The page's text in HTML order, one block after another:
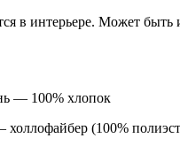
в интерьере. Может быть
— 100% хлопок
холлофайбер (100%